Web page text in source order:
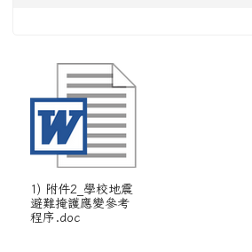
1) 附件2_學校地震
避難掩護應變參考
程序.doc